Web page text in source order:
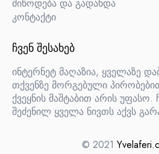
მიწოდება და გადახდა
კონტაქტი
ᲩᲕᲔᲜ ᲨᲔᲡᲐᲮᲔᲑ
ინტერნეტ მაღაზია, ყველაზე
თქვენზე მორგებული
ქვეყნის მაშტაბით არის უფასო.
შეძენილ ყველა ნივთს აქვს
© 2021